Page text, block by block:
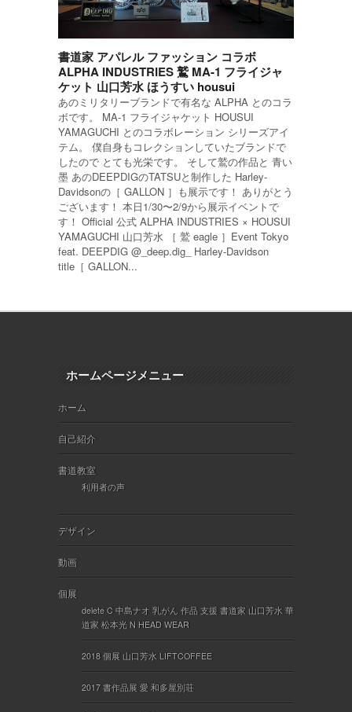
書道家 アパレル ファッション コラボ
ALPHA INDUSTRIES 鷲 MA-1 フライジャ
ケット 山口芳水 ほうすい housui
あのミリタリーブランドで有名な ALPHA とのコラ
ボです。 MA-1 フライジャケット HOUSUI
YAMAGUCHI とのコラボレーション シリーズアイ
テム。 僕自身もコレクションしていたブランドで
したので とても光栄です。 そして鷲の作品と 青い
墨 あのDEEPDIGのTATSUと制作した Harley-
Davidsonの［ GALLON ］も展示です！ ありがとう
ございます！ 本日1/30〜2/9から展示イベントで
す！ Official 公式 ALPHA INDUSTRIES × HOUSUI
YAMAGUCHI 山口芳水 ［ 鷲 eagle ］Event Tokyo
feat. DEEPDIG @_deep.dig_ Harley-Davidson
title［ GALLON...
ホームページメニュー
ホーム
自己紹介
書道教室
利用者の声
デザイン
動画
個展
delete C 中島ナオ 乳がん 作品 支援 書道家 山口芳水 華
道家 松本光 N HEAD WEAR
2018 個展 山口芳水 LIFTCOFFEE
2017 書作品展 愛 和多屋別荘